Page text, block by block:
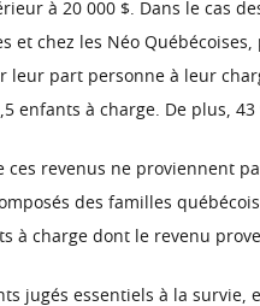
à 20 000 $. Dans le cas
et chez les Néo
leur part personne à leur
enfants à charge. De plus,
ces revenus ne proviennent
des familles
à charge dont le revenu
jugés essentiels à la